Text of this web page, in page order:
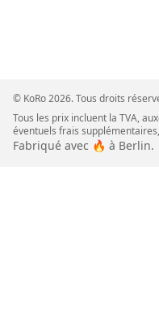
© KoRo 2026. Tous droits
Tous les prix incluent la TVA,
éventuels frais
Fabriqué avec 🔥 à Berlin.